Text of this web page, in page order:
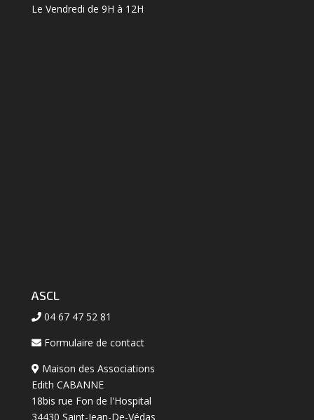
Le Vendredi de 9H à 12H
ASCL
04 67 47 52 81
Formulaire de contact
Maison des Associations
Edith CABANNE
18bis rue Fon de l'Hospital
34430 Saint-Jean-De-Védas